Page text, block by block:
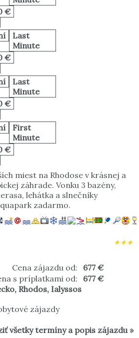
€
Last
Minute
€
Last
Minute
€
First
Minute
€
miest na Rhodose v krásnej a
záhrade. Vonku 3 bazény,
lehátka a slnečníky
zadarmo.
Cena zájazdu od:
677 €
s príplatkami od:
677 €
, Rhodos, Ialyssos
zájazdy
všetky termíny a popis zájazdu »